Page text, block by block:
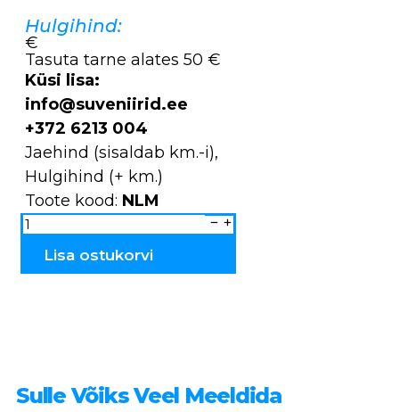
Hulgihind:
€
Tasuta tarne alates 50 €
Küsi lisa:
info@suveniirid.ee
+372 6213 004
Jaehind (sisaldab km.-i),
Hulgihind (+ km.)
Toote kood: NLM
Lilleneiu
Malle
NLM
Lisa ostukorvi
Sulle Võiks Veel Meeldida